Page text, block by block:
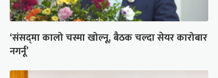
‘संसद्‍मा कालो चस्मा खोल्नू, बैठक चल्दा सेयर कारोबार
नगर्नू’